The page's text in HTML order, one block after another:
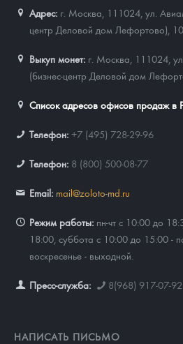
Адрес: г. Москва, 111024 ул.
центр Деловой дом Лефортово),
Выкуп монет: г. Москва, 111024,
(бизнес-центр Деловой дом
Список адресов офисов продаж в
Телефон: +7 (495) 728-29-96
Телефон: 8 (800) 500-08-77
Email: mail@zoloto-md.ru
Режим работы: пн-чт с 10:00 до
18:00, суббота с 10:00 до 15:00 -
воскресенье - выходной.
Пресс-служба: 8(968) 917-07-92
НАПИСАТЬ ПИСЬМО